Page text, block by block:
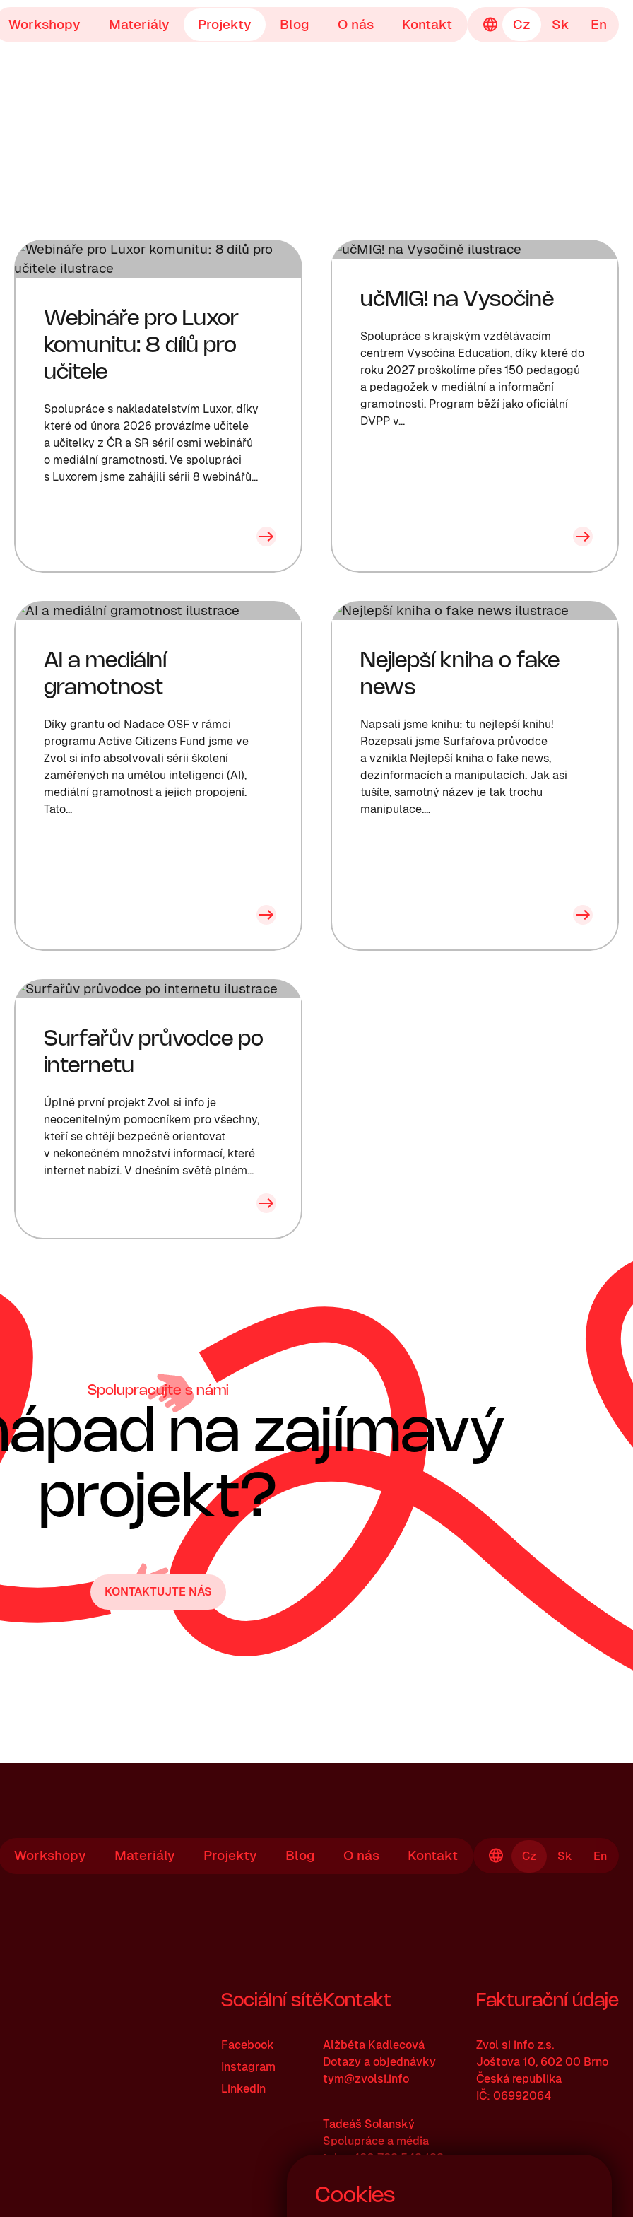
Cookies
Workshopy Materiály Projekty Blog O nás Kontakt Cz Sk En
Webináře pro Luxor
komunitu: 8 dílů pro
učitele
Spolupráce s nakladatelstvím Luxor, díky
které od února 2026 provázíme učitele
a učitelky z ČR a SR sérií osmi webinářů
o mediální gramotnosti. Ve spolupráci
s Luxorem jsme zahájili sérii 8 webinářů...
učMIG! na Vysočině
Spolupráce s krajským vzdělávacím
centrem Vysočina Education, díky které do
roku 2027 proškolíme přes 150 pedagogů
a pedagožek v mediální a informační
gramotnosti. Program běží jako oficiální
DVPP v...
AI a mediální
gramotnost
Díky grantu od Nadace OSF v rámci
programu Active Citizens Fund jsme ve
Zvol si info absolvovali sérii školení
zaměřených na umělou inteligenci (AI),
mediální gramotnost a jejich propojení.
Tato...
Nejlepší kniha o fake
news
Napsali jsme knihu: tu nejlepší knihu!
Rozepsali jsme Surfařova průvodce
a vznikla Nejlepší kniha o fake news,
dezinformacích a manipulacích. Jak asi
tušíte, samotný název je tak trochu
manipulace....
Surfařův průvodce po
internetu
Úplně první projekt Zvol si info je
neocenitelným pomocníkem pro všechny,
kteří se chtějí bezpečně orientovat
v nekonečném množství informací, které
internet nabízí. V dnešním světě plném...
Spolupracujte s námi
na zajímavý
projekt?
KONTAKTUJTE NÁS
Workshopy Materiály Projekty Blog O nás Kontakt Cz Sk En
Sociální sítě
Facebook
Instagram
LinkedIn
Kontakt
Alžběta Kadlecová
Dotazy a objednávky
tym@zvolsi.info
Tadeáš Solanský
Spolupráce a média
tel.: +420 723 543 133
Fakturační údaje
Zvol si info z.s.
Joštova 10, 602 00 Brno
Česká republika
IČ: 06992064